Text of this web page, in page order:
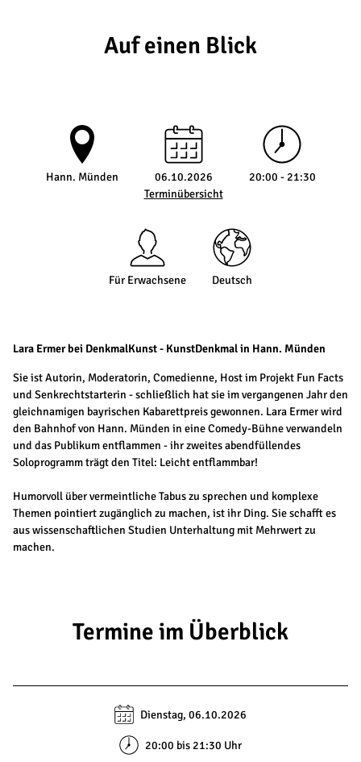
Auf einen Blick
Hann. Münden
06.10.2026
Terminübersicht
20:00 - 21:30
Für Erwachsene Deutsch
Lara Ermer bei DenkmalKunst - KunstDenkmal in Hann. Münden
Sie ist Autorin, Moderatorin, Comedienne, Host im Projekt Fun Facts
und Senkrechtstarterin - schließlich hat sie im vergangenen Jahr den
gleichnamigen bayrischen Kabarettpreis gewonnen. Lara Ermer wird
den Bahnhof von Hann. Münden in eine Comedy-Bühne verwandeln
und das Publikum entflammen - ihr zweites abendfüllendes
Soloprogramm trägt den Titel: Leicht entflammbar!
Humorvoll über vermeintliche Tabus zu sprechen und komplexe
Themen pointiert zugänglich zu machen, ist ihr Ding. Sie schafft es
aus wissenschaftlichen Studien Unterhaltung mit Mehrwert zu
machen.
Termine im Überblick
Dienstag, 06.10.2026
20:00 bis 21:30 Uhr